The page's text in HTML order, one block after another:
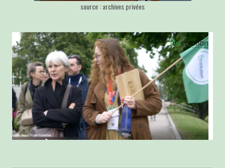
source : archives privées